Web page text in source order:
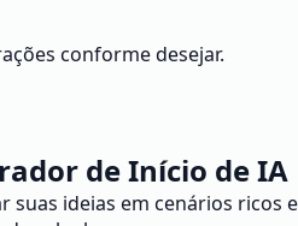
conforme desejar.
de Início de IA
ideias em cenários ricos